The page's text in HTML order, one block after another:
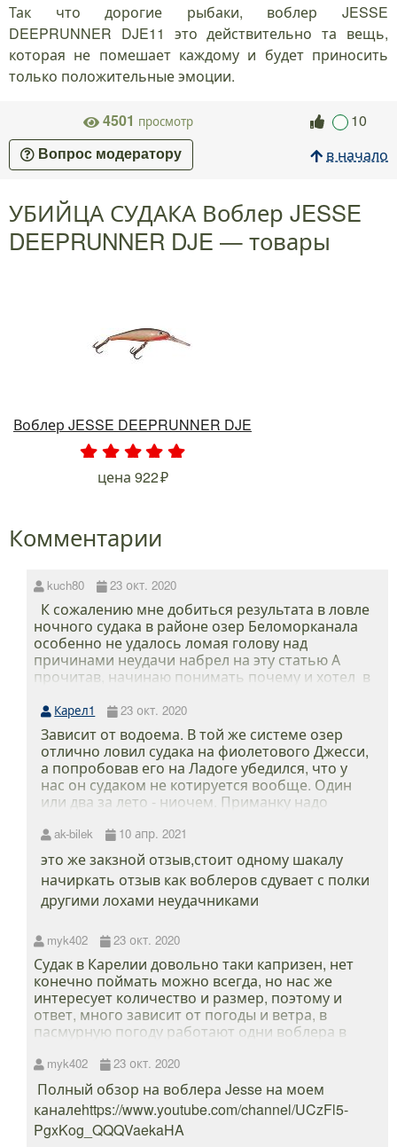
Так что дорогие рыбаки, воблер JESSE
DEEPRUNNER DJE11 это действительно та вещь,
которая не помешает каждому и будет приносить
только положительные эмоции.
4501 просмотр 10
Вопрос модератору в начало
УБИЙЦА СУДАКА Воблер JESSE
DEEPRUNNER DJE — товары
Воблер JESSE DEEPRUNNER DJE
. .
цена 922
Комментарии
kuch80 23 окт. 2020
К сожалению мне добиться результата в ловле
ночного судака в районе озер Беломорканала
особенно не удалось ломая голову над
причинами неудачи набрел на эту статью А
прочитав, начинаю понимать почему и хотел в
указаны цвета наиболее уловистые в ночное и
дневное время но на мой взгляд эти цвета очень
схожи да такой степени что на первый взгляд
сильной разницы не заметить мой вопрос в
следующем неужели ночной карельский судак
настолько разборчив и капризен? что даже
небольшая разница в цветах и оттенках так ему
важна! заранее спасибо за ответ
Карел1 23 окт. 2020
Зависит от водоема. В той же системе озер
отлично ловил судака на фиолетового Джесси,
а попробовав его на Ладоге убедился, что у
нас он судаком не котируется вообще. Один
или два за лето - ниочем. Приманку надо
практику. Даже отличный воблер может не
ловить в неподходящем месте. Это я про
троллинг, если что. Поэтому то, что дает
результат на Сандале вполне может ничего не
поймать на ББК. С твичем проще.
при наличии умелых рук и рыбы.
ak-bilek 10 апр. 2021
это же закзной отзыв,стоит одному шакалу
начиркать отзыв как воблеров сдувает с полки
другими лохами неудачниками
myk402 23 окт. 2020
Судак в Карелии довольно таки капризен, нет
конечно поймать можно всегда, но нас же
интересует количество и размер, поэтому и
ответ, много зависит от погоды и ветра, в
пасмурную погоду работают одни воблера в
оптимальные расцветки которые работают в
любую погоду!
myk402 23 окт. 2020
Полный обзор на воблера Jesse на моем
каналеhttps://www.youtube.com/channel/UCzFl5-
PgxKog_QQQVaekaHA